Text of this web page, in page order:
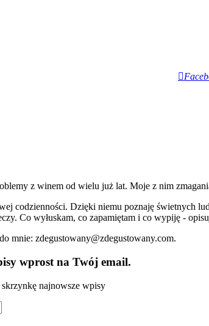
z winem od wielu już lat. Moje z nim
codzienności. Dzięki niemu poznaję świetnych
Co wyłuskam, co zapamiętam i co wypiję -
mnie: zdegustowany@zdegustowany.com.
wprost na Twój email.
najnowsze wpisy